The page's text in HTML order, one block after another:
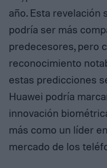
año. Esta revelación
podría ser más
predecesores, pero
reconocimiento
estas predicciones
Huawei podría
innovación
más como un líder
mercado de los